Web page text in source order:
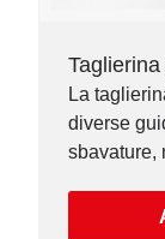
La
diverse
sbavature,